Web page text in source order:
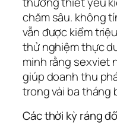
chăm sâu. không
vẫn được kiểm
thử nghiệm thực
minh rằng sexviet
giúp doanh thu
trong vài ba tháng
Các thời kỳ ráng